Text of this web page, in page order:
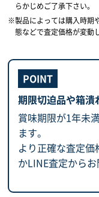
らかじめご了承下さい。
製品によっては購入時期
態などで査定価格が変動
期限切迫品や箱潰
賞味期限が1年未
ます。
より正確な査定
かLINE査定からお